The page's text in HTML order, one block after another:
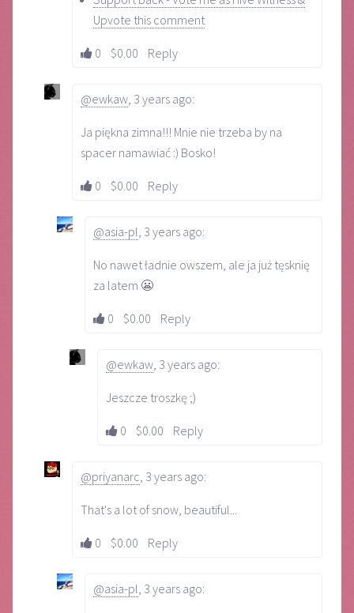
Upvote this comment
0 $0.00 Reply
@ewkaw, 3 years ago:
Ja piękna zimna!!! Mnie nie trzeba by na
spacer namawiać :) Bosko!
0 $0.00 Reply
@asia-pl, 3 years ago:
No nawet ładnie owszem, ale ja już tęsknię
za latem 😬
0 $0.00 Reply
@ewkaw, 3 years ago:
Jeszcze troszkę ;)
0 $0.00 Reply
@priyanarc, 3 years ago:
That's a lot of snow, beautiful...
0 $0.00 Reply
@asia-pl, 3 years ago: